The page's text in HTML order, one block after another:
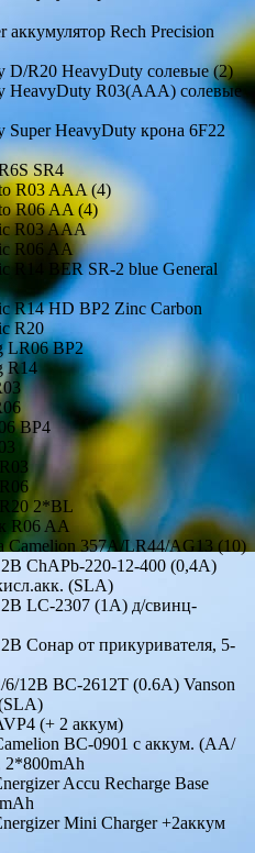
аккумулятор Rech Precision
D/R20 HeavyDuty солевые (2)
HeavyDuty R03(AAA) солевые
Super HeavyDuty крона 6F22
SR4
R03 AAA (4)
R06 AA (4)
R03 AAA
R06 AA
R14 BER SR-2 blue General
R14 HD BP2 Zinc Carbon
R20
LR06 BP2
R14
BP4
2*BL
R06 AA
Camelion 357A/LR44/AG13 (10)
ChAPb-220-12-400 (0,4А)
(SLA)
LC-2307 (1А) д/свинц-
Сонар от прикуривателя, 5-
6/12В BC-2612T (0.6А) Vanson
(+ 2 аккум)
ВС-0901 с аккум. (АА/
Accu Recharge Base
Mini Charger +2аккум